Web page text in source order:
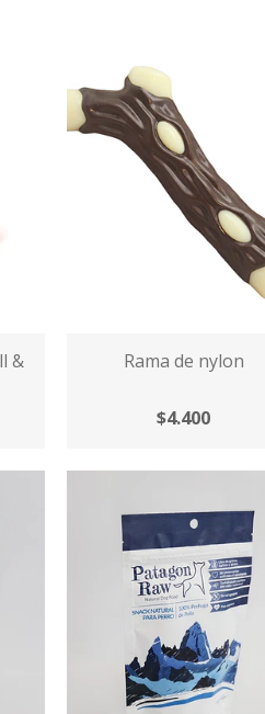
&
Rama de nylon
$4.400